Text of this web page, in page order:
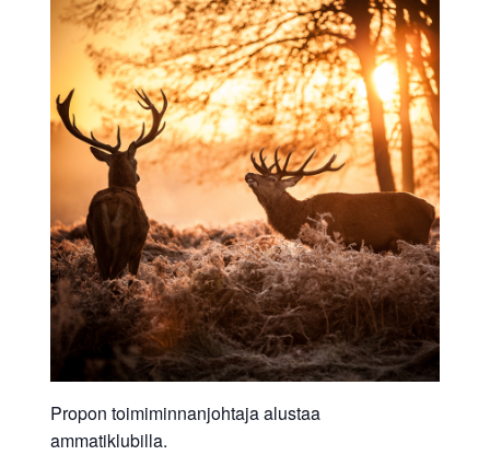
Propon toimiminnanjohtaja alustaa
ammatiklubilla.